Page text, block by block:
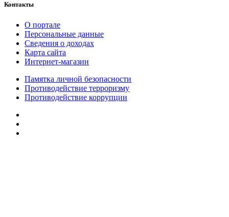
Контакты
О портале
Персональные данные
Сведения о доходах
Карта сайта
Интернет-магазин
Памятка личной безопасности
Противодействие терроризму
Противодействие коррупции